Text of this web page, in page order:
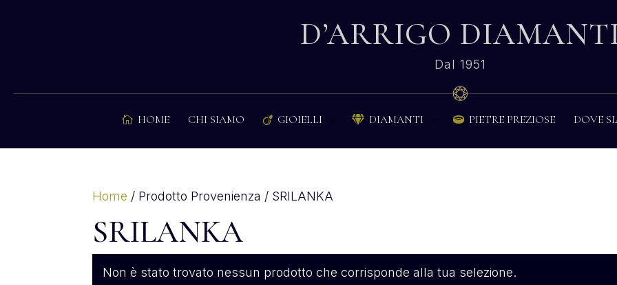
D’ARRIGO
Dal 1951
 HOME CHI SIAMO  GIOIELLI  DIAMANTI  PIETRE PREZIOSE DOVE
Home / Prodotto Provenienza / SRILANKA
SRILANKA
Non è stato trovato nessun prodotto che corrisponde alla tua selezione.